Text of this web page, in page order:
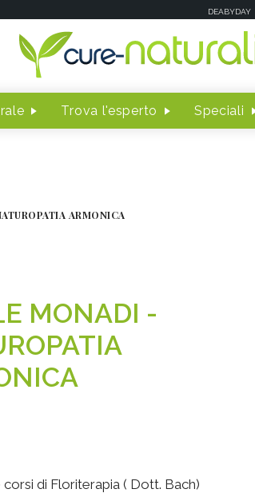
DEABYDAY
Trova l'esperto Speciali
ARMONICA
MONADI -
di Floriterapia ( Dott. Bach)